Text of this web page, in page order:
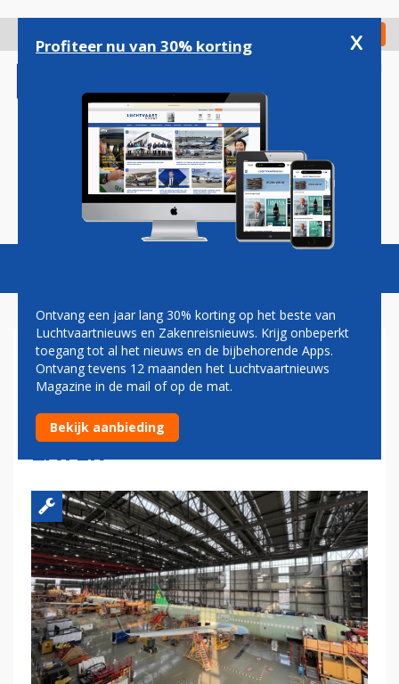
gaan
Check in
Magazine Podcasts Vacatures
AIRBUS WAARSCHUWT
KLANTEN: A320NEO’S
KOMEN VOLGEND JAAR
LATER
Profiteer nu van 30% korting x
Ontvang een jaar lang 30% korting op het beste van
Luchtvaartnieuws en Zakenreisnieuws. Krijg onbeperkt
toegang tot al het nieuws en de bijbehorende Apps.
Ontvang tevens 12 maanden het Luchtvaartnieuws
Magazine in de mail of op de mat.
Bekijk aanbieding